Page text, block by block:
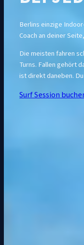
Berlins einzige
Coach an deiner
Die meisten fahren
Turns. Fallen gehört
ist direkt daneben.
Surf Session